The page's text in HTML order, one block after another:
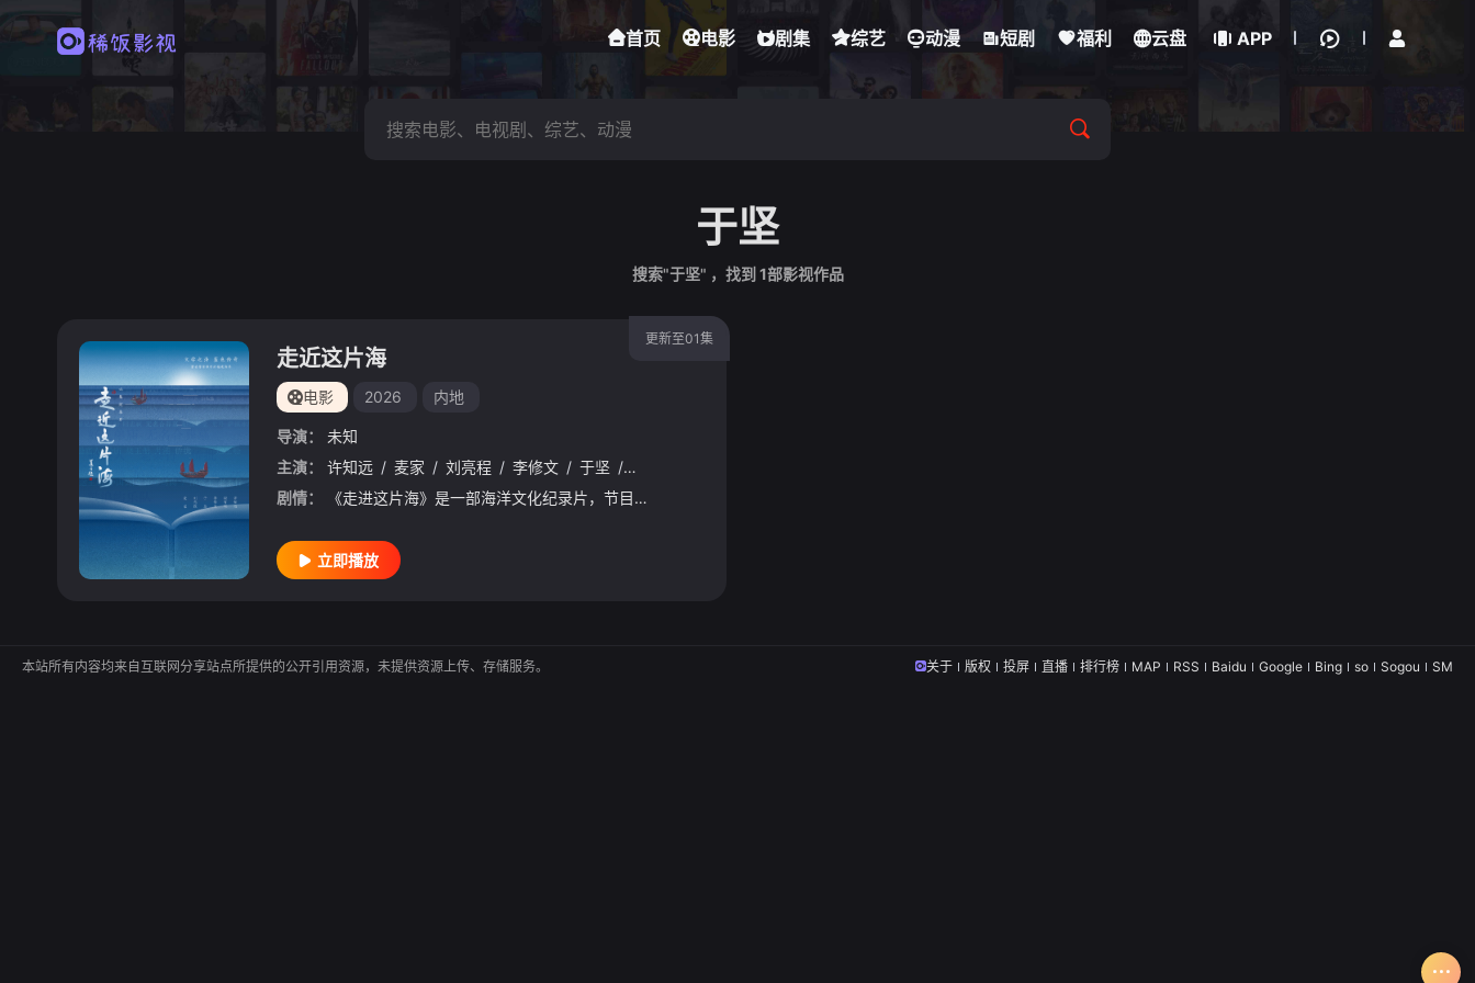
首页 电影 剧集 综艺 动漫 短剧 福利 云盘 APP
于坚
搜索"于坚" ，找到 1部影视作品
更新至01集
走近这片海
电影 2026 内地
导演：
未知
主演：
许知远 / 麦家 / 刘亮程 / 李修文 / 于坚 / 谢有顺
剧情：
《走进这片海》是一部海洋文化纪录片，节目特邀诺贝尔文学奖得主莫言题写片头，由广东省作家协会主席谢有顺担任总策划，并邀请刘亮程、麦家、于坚、李修文、许知远等知名作家参与录制。拍摄期间，作家们分赴福建沿海各地，围绕海洋历史、渔业生产、民间信仰、海岛生活、海洋饮食等主题，深入渔村、码头、海岛及各类民俗场所，以文学视角观察并呈现福建海洋文化的多元面貌。
立即播放
关于 版权 投屏 直播 排行榜 MAP RSS Baidu Google Bing so Sogou SM
本站所有内容均来自互联网分享站点所提供的公开引用资源，未提供资源上传、存储服务。